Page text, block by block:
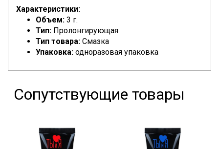
Характеристики:
Объем: 3 г.
Тип: Пролонгирующая
Тип товара: Смазка
Упаковка: одноразовая упаковка
Сопутствующие товары